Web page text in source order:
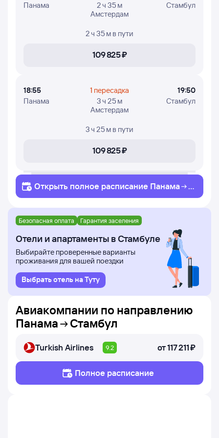
Панама
2 ч 35 м
Амстердам
Стамбул
2 ч 35 м в пути
109 ⁠825 ⁠₽
18:55
Панама
1 пересадка
3 ч 25 м
Амстердам
19:50
Стамбул
3 ч 25 м в пути
109 ⁠825 ⁠₽
Открыть полное расписание Панама
С
тамбул
Безопасная оплата Гарантия заселения
Отели и апартаменты в Стамбуле
Выбирайте проверенные варианты
проживания для вашей поездки
Выбрать отель на Туту
Авиакомпании по направлению
Панама
Стамбул
Turkish Airlines 9.2 от117 ⁠211 ⁠₽
Полное расписание